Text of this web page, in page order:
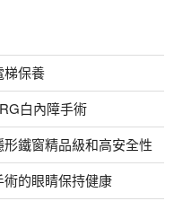
梯保養
白內障手術
鐵窗精品級和高安全性
的眼睛保持健康